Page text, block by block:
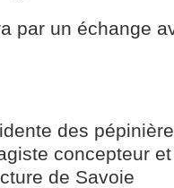
par un échange
des
concepteur
de Savoie